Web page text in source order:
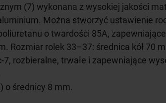
(7) wykonana z wysokiej jakości
Można stworzyć ustawienie
o twardości 85A,
Rozmiar rolek 33–37: średnica kół 70
rozbieralne, trwałe i zapewniające
o średnicy 8 mm.